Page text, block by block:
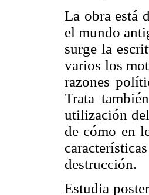
La obra está
el mundo
surge la
varios los
razones
Trata
utilización
de cómo en
destrucción.
Estudia